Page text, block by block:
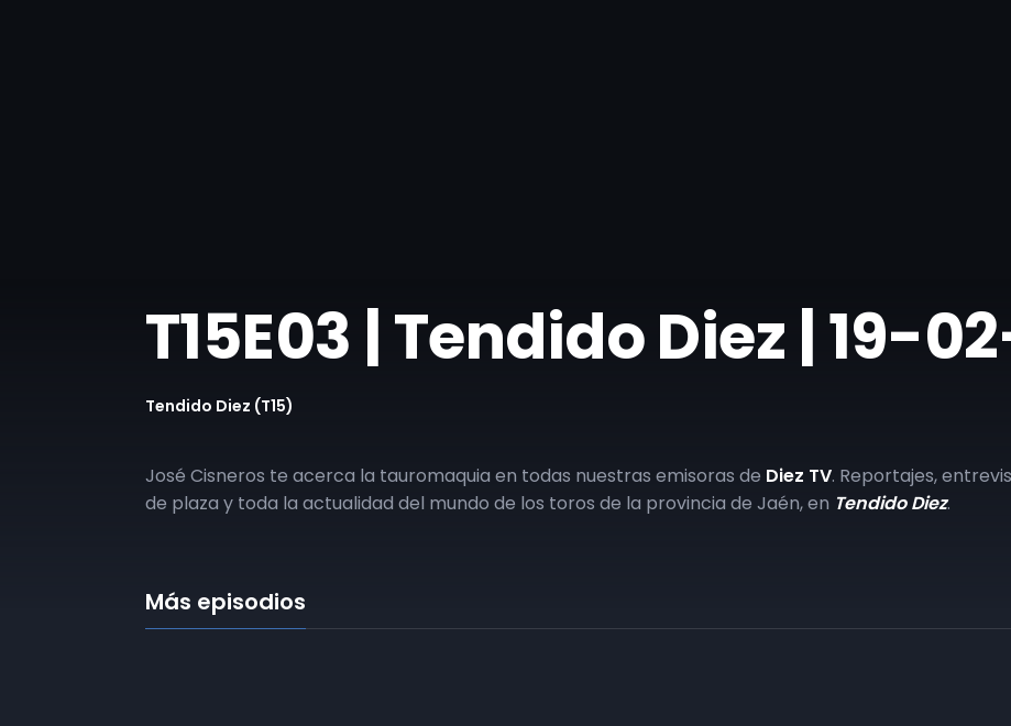
T15E03 | Tendido Diez | 19-
Tendido Diez (T15)
José Cisneros te acerca la tauromaquia en todas nuestras emisoras de Diez TV. Reportajes,
de plaza y toda la actualidad del mundo de los toros de la provincia de Jaén, en Tendido Diez.
Más episodios